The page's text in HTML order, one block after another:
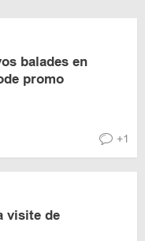
balades en
promo
+1
visite de